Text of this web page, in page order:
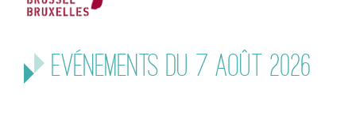
Evénements du 7 août 2026